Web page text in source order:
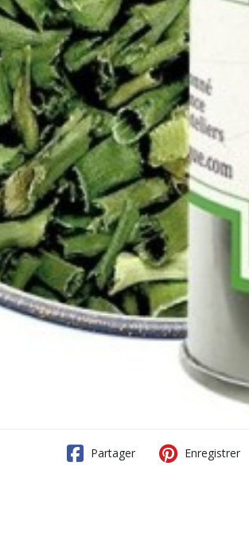
Partager Enregistrer